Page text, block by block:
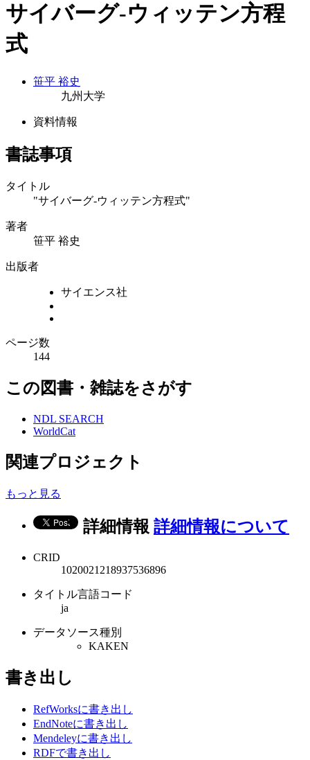
サイバーグ-ウィッテン方程
式
笹平 裕史
九州大学
資料情報
書誌事項
タイトル
"サイバーグ-ウィッテン方程式"
著者
笹平 裕史
出版者
サイエンス社
ページ数
144
この図書・雑誌をさがす
NDL SEARCH
WorldCat
関連プロジェクト
もっと見る
詳細情報 詳細情報について
CRID
1020021218937536896
タイトル言語コード
ja
データソース種別
KAKEN
書き出し
RefWorksに書き出し
EndNoteに書き出し
Mendeleyに書き出し
RDFで書き出し